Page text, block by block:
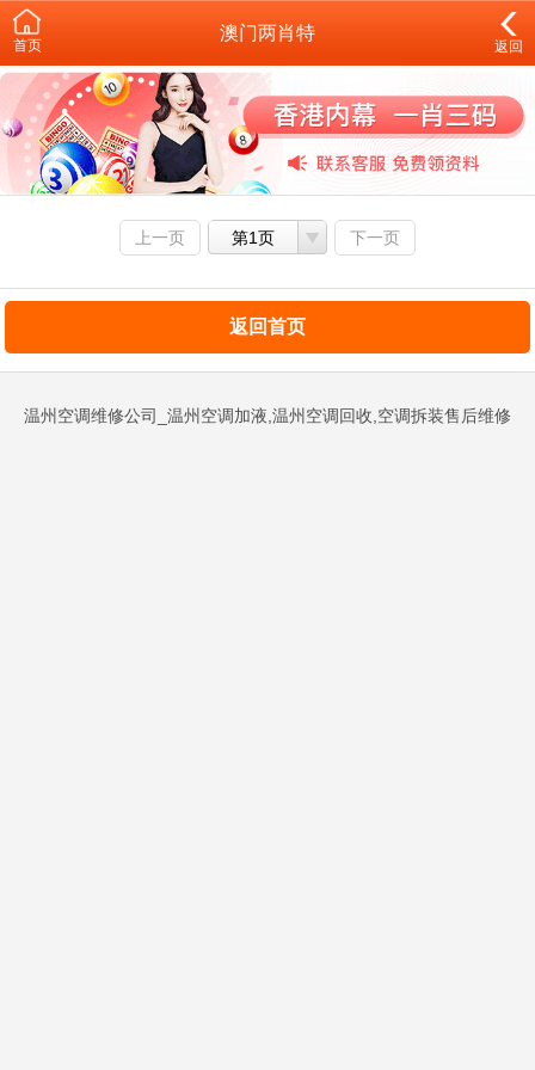
首页
澳门两肖特
返回
上一页 第1页 下一页
返回首页
温州空调维修公司_温州空调加液,温州空调回收,空调拆装售后维修